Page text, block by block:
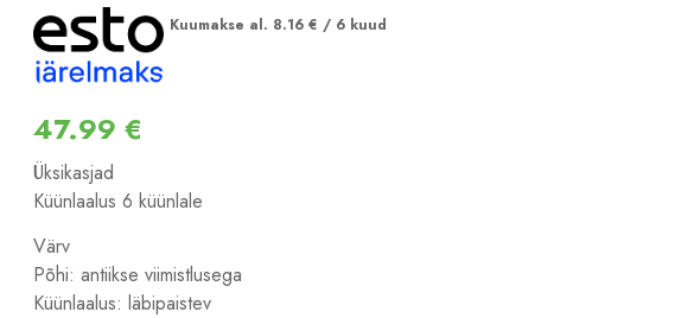
Kuumakse al. 8.16 € / 6 kuud
47.99 €
Üksikasjad
Küünlaalus 6 küünlale
Värv
Põhi: antiikse viimistlusega
Küünlaalus: läbipaistev